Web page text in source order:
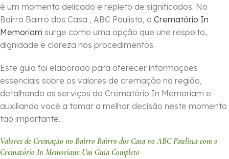
é um momento delicado e repleto de significados. No
Bairro Bairro dos Casa , ABC Paulista, o Crematório In
Memoriam surge como uma opção que une respeito,
dignidade e clareza nos procedimentos.
Este guia foi elaborado para oferecer informações
essenciais sobre os valores de cremação na região,
detalhando os serviços do Crematório In Memoriam e
auxiliando você a tomar a melhor decisão neste momento
tão importante.
Valores de Cremação no Bairro Bairro dos Casa no ABC Paulista com o
Crematório In Memoriam: Um Guia Completo